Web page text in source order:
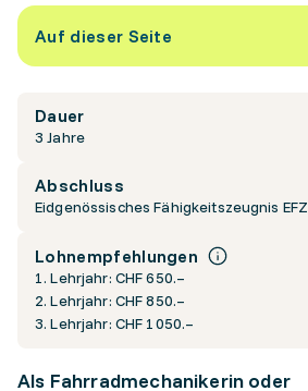
Auf dieser Seite
Dauer
3 Jahre
Abschluss
Eidgenössisches Fähigkeitszeugnis EFZ
Lohnempfehlungen
1. Lehrjahr: CHF 650.–
2. Lehrjahr: CHF 850.–
3. Lehrjahr: CHF 1050.–
Als Fahrradmechanikerin oder